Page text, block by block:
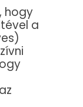
hogy
a